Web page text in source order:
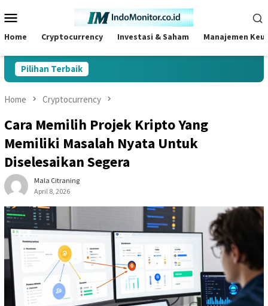
to
Menu
Home Cryptocurrency Investasi & Saham Manajemen
Pilihan Terbaik
Home Cryptocurrency
Cara Memilih Projek Kripto Yang
Memiliki Masalah Nyata Untuk
Diselesaikan Segera
Mala Citraning
April 8, 2026